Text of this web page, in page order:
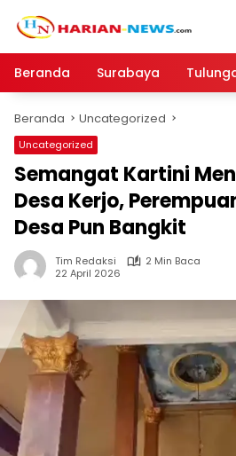
Beranda
Surabaya
Beranda Uncategorized
Uncategorized
Semangat Kartini
Desa Kerjo,
Desa Pun Bangkit
Tim Redaksi
2 Min Baca
22 April 2026